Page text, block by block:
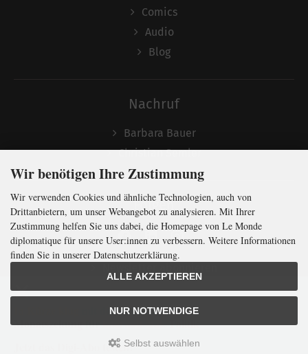
mit der weltweitgrößten
MonatszeitungfürinternationalePolitik
Jetzt das Digi-Abo testen:
Comics
Audio
Blog
Nachruf
Barbara Bauer
Christian Semler
Folgen
LMd © 2026 | Template © 2009-2026 bymodified eCommerce Shopsoftware
Wir benötigen Ihre Zustimmung
Wir verwenden Cookies und ähnliche Technologien, auch von
Drittanbietern, um unser Webangebot zu analysieren. Mit Ihrer
Zustimmung helfen Sie uns dabei, die Homepage von Le Monde
diplomatique für unsere User:innen zu verbessern. Weitere Informationen
finden Sie in unserer Datenschutzerklärung.
ALLE AKZEPTIEREN
NUR NOTWENDIGE
Selbst auswählen